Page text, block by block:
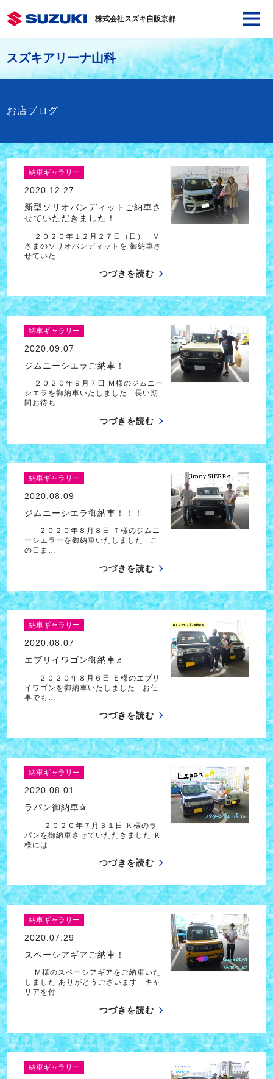
株式会社スズキ自販京都
スズキアリーナ山科
お店ブログ
納車ギャラリー
2020.12.27
新型ソリオバンディットご納車さ
せていただきました！
２０２０年１２月２７日（日） Ｍ
さまのソリオバンディットを 御納車さ
せていた…
つづきを読む
納車ギャラリー
2020.09.07
ジムニーシエラご納車！
２０２０年９月７日 Ｍ様のジムニー
シエラを御納車いたしました 長い期
間お待ち…
つづきを読む
納車ギャラリー
2020.08.09
ジムニーシエラ御納車！！！
２０２０年８月８日 Ｔ様のジムニ
ーシエラーを御納車いたしました こ
の日ま…
つづきを読む
納車ギャラリー
2020.08.07
エブリイワゴン御納車♬
２０２０年８月６日 Ｅ様のエブリ
イワゴンを御納車いたしました お仕
事でも…
つづきを読む
納車ギャラリー
2020.08.01
ラパン御納車✰
２０２０年７月３１日 Ｋ様のラ
パンを御納車させていただきました Ｋ
様には…
つづきを読む
納車ギャラリー
2020.07.29
スペーシアギアご納車！
Ｍ様のスペーシアギアをご納車いた
しました ありがとうございます キャ
リアを付…
つづきを読む
納車ギャラリー